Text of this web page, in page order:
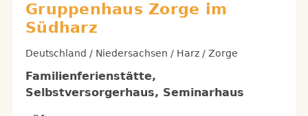
Gruppenhaus Zorge im
Südharz
Deutschland / Niedersachsen / Harz / Zorge
Familienferienstätte,
Selbstversorgerhaus, Seminarhaus